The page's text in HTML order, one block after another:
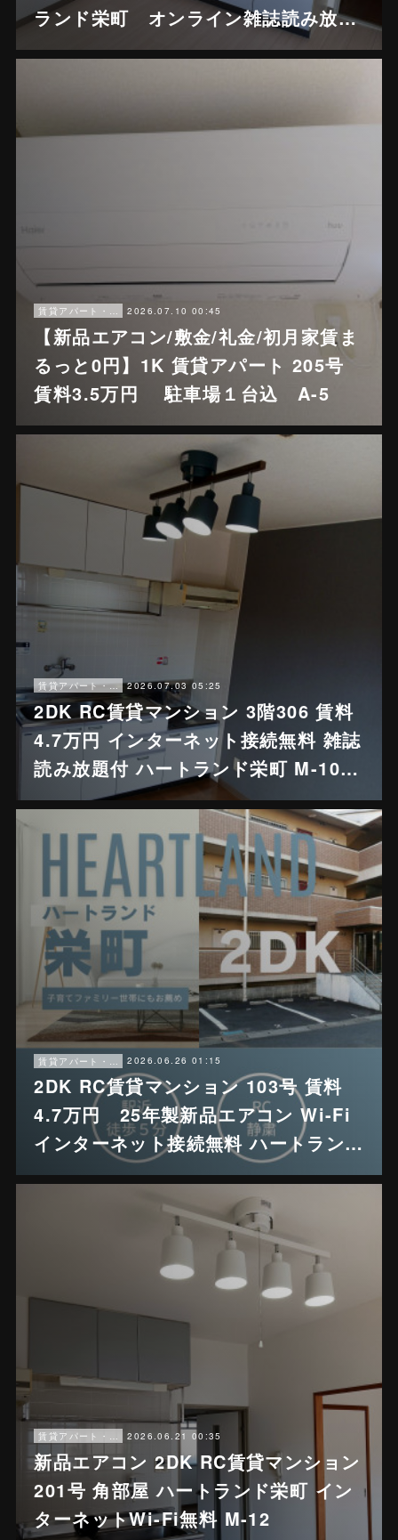
ランド栄町 オンライン雑誌読み放…
賃貸アパート・戸建賃貸 2026.07.10 00:45
【新品エアコン/敷金/礼金/初月家賃ま
るっと0円】1K 賃貸アパート 205号
賃料3.5万円 駐車場１台込 A-5
賃貸アパート・戸建賃貸 2026.07.03 05:25
2DK RC賃貸マンション 3階306 賃料
4.7万円 インターネット接続無料 雑誌
読み放題付 ハートランド栄町 M-10…
2026.06.26 01:15
2DK RC賃貸マンション 103号 賃料
4.7万円 25年製新品エアコン Wi-Fi
インターネット接続無料 ハートラン…
賃貸アパート・戸建賃貸 2026.06.21 00:35
新品エアコン 2DK RC賃貸マンション
201号 角部屋 ハートランド栄町 イン
ターネットWi-Fi無料 M-12